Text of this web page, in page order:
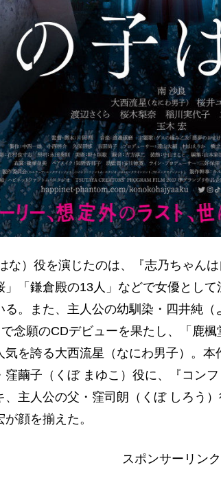
な）役を演じたのは、『志乃ちゃん
」「鎌倉殿の13人」などで女優とし
る。また、主人公の幼馴染・四井純
念願のCDデビューを果たし、「鹿楓
を誇る大西流星（なにわ男子）。本
窪繭子（くぼ まゆこ）役に、『コン
、主人公の父・窪司朗（くぼ しろう
顔を揃えた。
スポンサーリンク